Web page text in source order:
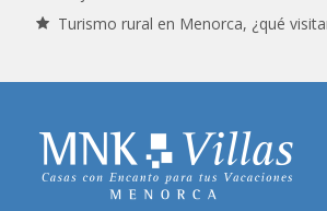
Turismo rural en Menorca, ¿qué